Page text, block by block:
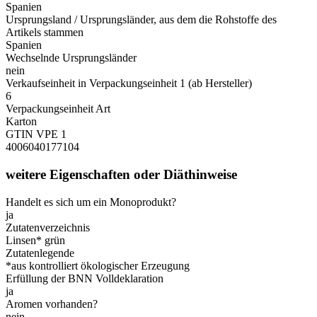
Spanien
Ursprungsland / Ursprungsländer, aus dem die Rohstoffe des
Artikels stammen
Spanien
Wechselnde Ursprungsländer
nein
Verkaufseinheit in Verpackungseinheit 1 (ab Hersteller)
6
Verpackungseinheit Art
Karton
GTIN VPE 1
4006040177104
weitere Eigenschaften oder Diäthinweise
Handelt es sich um ein Monoprodukt?
ja
Zutatenverzeichnis
Linsen* grün
Zutatenlegende
*aus kontrolliert ökologischer Erzeugung
Erfüllung der BNN Volldeklaration
ja
Aromen vorhanden?